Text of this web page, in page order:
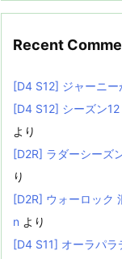
Recent
[D4 S12] ジャーニ
[D4 S12] シーズン
より
[D2R] ラダーシーズ
り
[D2R] ウォーロック
n より
[D4 S11] オーラパラ